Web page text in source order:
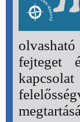
fejteget